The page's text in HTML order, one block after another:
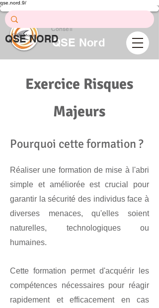
qse.nord.9/
QSE Nord
Conseil
QSE NORD
Exercice Risques
Majeurs
Pourquoi cette formation ?
Réaliser une formation de mise à l'abri
simple et améliorée est crucial pour
garantir la sécurité des individus face à
diverses menaces, qu'elles soient
naturelles, technologiques ou
humaines.
Cette formation permet d'acquérir les
compétences nécessaires pour réagir
rapidement et efficacement en cas